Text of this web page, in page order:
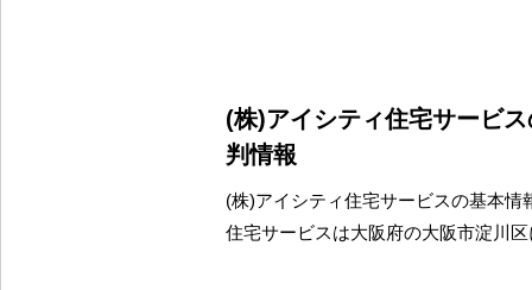
(株)アイシティ住宅サービ
判情報
(株)アイシティ住宅サービスの基本情
住宅サービスは大阪府の大阪市淀川